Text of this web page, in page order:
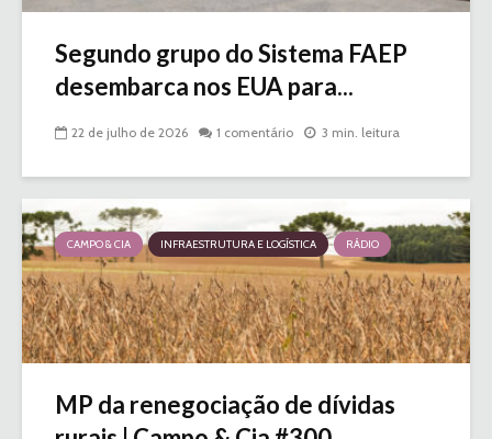
Segundo grupo do Sistema FAEP
desembarca nos EUA para...
22 de julho de 2026 1 comentário 3 min. leitura
CAMPO & CIA INFRAESTRUTURA E LOGÍSTICA RÁDIO
MP da renegociação de dívidas